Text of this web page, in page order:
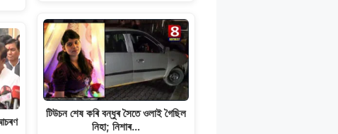
টিউচন শেষ কৰি বন্ধুৰ সৈতে ওলাই গৈছিল
নিহা; নিশাৰ…